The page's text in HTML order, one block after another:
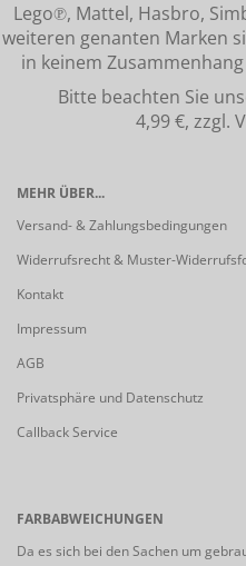
Lego℗, Mattel, Hasbro,
weiteren genanten Marken
in keinem
Bitte beachten Sie
4,99 €, zzgl.
MEHR ÜBER...
Versand- & Zahlungsbedingungen
Widerrufsrecht & Muster-
Kontakt
Impressum
AGB
Privatsphäre und Datenschutz
Callback Service
FARBABWEICHUNGEN
Da es sich bei den Sachen um